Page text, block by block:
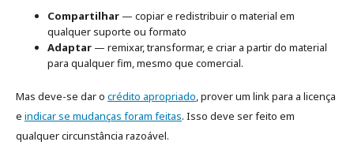
Compartilhar — copiar e redistribuir o material em
qualquer suporte ou formato
Adaptar — remixar, transformar, e criar a partir do material
para qualquer fim, mesmo que comercial.
Mas deve-se dar o crédito apropriado, prover um link para a licença
e indicar se mudanças foram feitas. Isso deve ser feito em
qualquer circunstância razoável.